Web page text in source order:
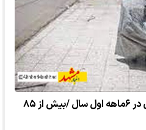
دستگیری ۳هزار و ۴۰۰ متکدی در ۶ماهه اول سال /بیش از ۸۵